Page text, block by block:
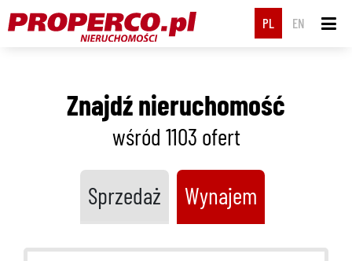
PL EN
Znajdź nieruchomość
wśród 1103 ofert
Sprzedaż Wynajem